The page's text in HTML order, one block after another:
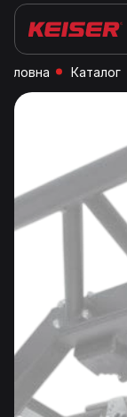
Головна Каталог